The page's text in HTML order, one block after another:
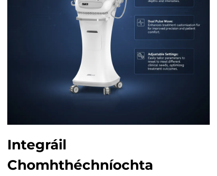
Integráil
Chomhthéchníochta